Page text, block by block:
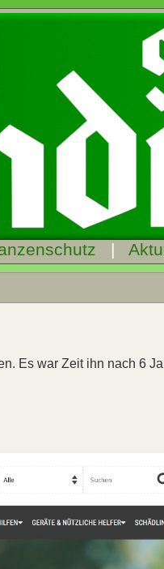
|
Es war Zeit ihn nach 6